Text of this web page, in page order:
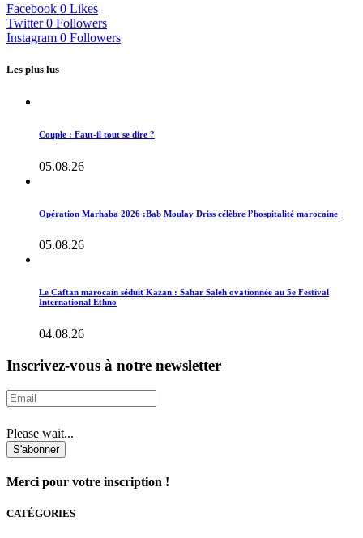
Facebook 0 Likes
Twitter 0 Followers
Instagram 0 Followers
Les plus lus
Couple : Faut-il tout se dire ?
05.08.26
Opération Marhaba 2026 :Bab Moulay Driss célèbre l’hospitalité marocaine
05.08.26
Le Caftan marocain séduit Kazan : Sahar Saleh ovationnée au 5e Festival
International Ethno
04.08.26
Inscrivez-vous à notre newsletter
Please wait...
S'abonner
Merci pour votre inscription !
CATÉGORIES